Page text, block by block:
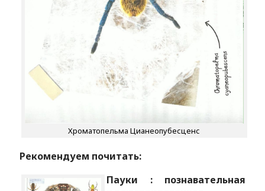
Хроматопельма Цианеопубесценс
Рекомендуем почитать:
Пауки : познавательная